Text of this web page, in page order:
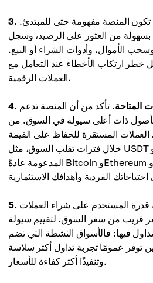
المنصة مفهومة حتى للمبتدئ.
من العثور على الرصيد، وسجل
الأموال، وأدوات الشراء أو البيع.
خطر ارتكاب الأخطاء عند التعامل مع
العملات الرقمية.
المتاحة. تأكد من أن المنصة تدعم tokens التي تخطط
ذات أعلى سيولة في السوق. من
العملات المستقرة للحفاظ على القيمة
خلال فترات تقلب السوق، مثل USDT أو USDC. تشمل الأصول
المدعومة عادةً Bitcoin وEthereum وSolana، لكن الخيار
5. المستخدم على شراء العملات
قريب من سعر السوق. لتقييم سيولة
فيها: فالأسواق النشطة التي تضم
توفر عمومًا تجربة تداول أكثر سلاسة
وتنفيذًا أكثر كفاءة للأسعار.